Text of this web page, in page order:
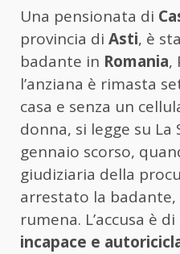
Una pensionata di
provincia di Asti, è
badante in Romania,
l’anziana è rimasta
casa e senza un
donna, si legge su
gennaio scorso,
giudiziaria della
arrestato la
rumena. L’accusa è di
incapace e